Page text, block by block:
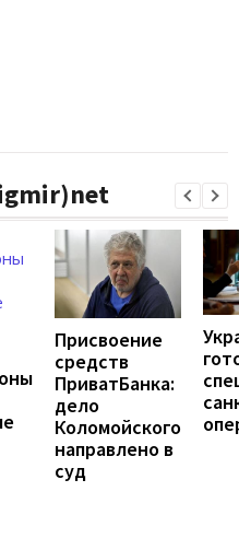
Присвоение
средств
ПриватБанка:
дело
Коломойского
направлено в
суд